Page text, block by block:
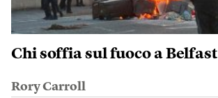
Chi soffia sul fuoco a Belfast
Rory Carroll